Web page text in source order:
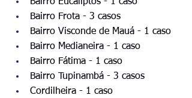
Bairro Frota - 3 casos
Bairro Visconde de Mauá - 1 caso
Bairro Medianeira - 1 caso
Bairro Fátima - 1 caso
Bairro Tupinambá - 3 casos
Cordilheira - 1 caso